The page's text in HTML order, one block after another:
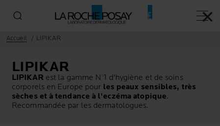
Menu
Accueil LIPIKAR
LIPIKAR
LIPIKAR est la gamme N°1 d'hygiène et de soins
corporels en Europe pour les peaux sensibles, très
sèches et à tendance à l'eczéma atopique.
Recommandée par les dermatologues.
✕